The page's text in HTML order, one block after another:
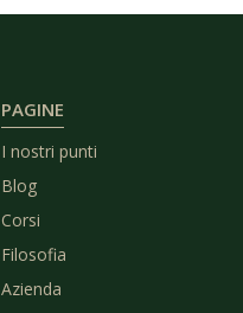
PAGINE
I nostri punti
Blog
Corsi
Filosofia
Azienda